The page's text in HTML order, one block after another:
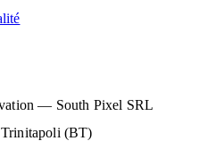
— South Pixel SRL
(BT)